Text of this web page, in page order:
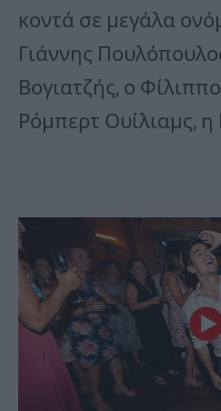
κοντά σε μεγάλα
Γιάννης
Βογιατζής, ο
Ρόμπερτ Ουίλιαμς,